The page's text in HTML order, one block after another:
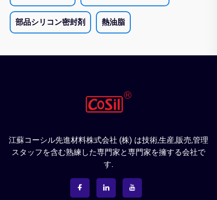
部品シリコン密封剤 熱油脂
江蘇コーシル先進材料株式会社 (株) は技術,生産,販売,管理
スタッフを含む熟練した専門家と専門家を擁する会社で
す.